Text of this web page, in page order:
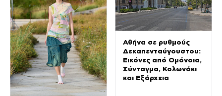
Αθήνα σε ρυθμούς
Δεκαπενταύγουστου:
Εικόνες από Ομόνοια,
Σύνταγμα, Κολωνάκι
και Εξάρχεια